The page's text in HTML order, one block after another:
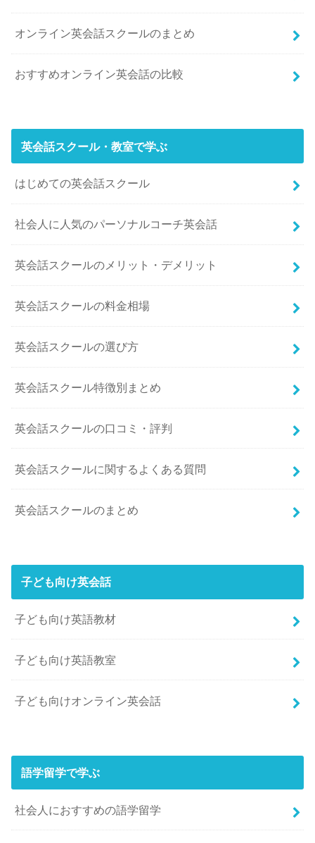
オンライン英会話スクールのまとめ
おすすめオンライン英会話の比較
英会話スクール・教室で学ぶ
はじめての英会話スクール
社会人に人気のパーソナルコーチ英会話
英会話スクールのメリット・デメリット
英会話スクールの料金相場
英会話スクールの選び方
英会話スクール特徴別まとめ
英会話スクールの口コミ・評判
英会話スクールに関するよくある質問
英会話スクールのまとめ
子ども向け英会話
子ども向け英語教材
子ども向け英語教室
子ども向けオンライン英会話
語学留学で学ぶ
社会人におすすめの語学留学